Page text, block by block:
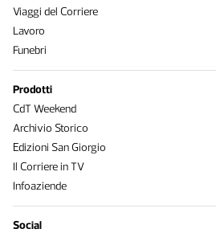
Viaggi del Corriere
Lavoro
Funebri
Prodotti
CdT Weekend
Archivio Storico
Edizioni San Giorgio
Il Corriere in TV
Infoaziende
Social